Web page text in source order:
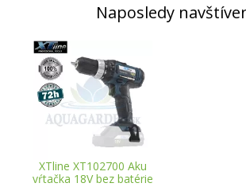
Naposledy
XTline XT102700 Aku
vŕtačka 18V bez batérie